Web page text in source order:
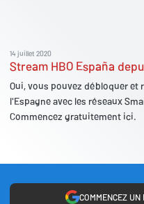
14 juillet 2020
Stream HBO España
Oui, vous pouvez débloquer et
l'Espagne avec les réseaux
Commencez gratuitement ici.
COMMENCEZ